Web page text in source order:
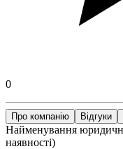
0
Про компанію Відгуки
Найменування
наявності)